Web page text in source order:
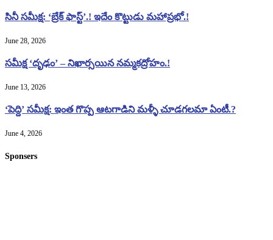
సినీ సమీక్ష: ‘బ్రేక్ ఫాస్ట్’.! ఇదేం కొట్టుడు మహాప్రభో.!
June 28, 2026
సమీక్ష ‘దృఢం’ – నిఖార్సయిన నమ్మకద్రోహం.!
June 13, 2026
‘పెద్ది’ సమీక్ష: ఇంత గొప్ప ఆటగాడిని మళ్ళీ చూడగలమా ఏంటీ.?
June 4, 2026
Sponsers